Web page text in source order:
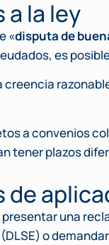
a la ley
«disputa de
es
creencia
a convenios
tener plazos
de
una
o